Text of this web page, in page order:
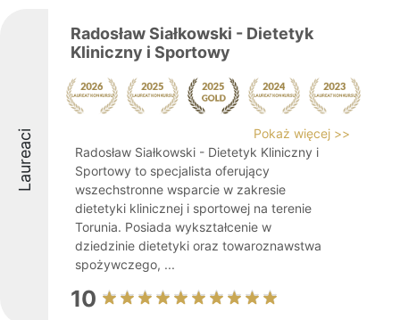
Laureaci
Radosław Siałkowski - Dietetyk
Kliniczny i Sportowy
Pokaż więcej >>
Radosław Siałkowski - Dietetyk Kliniczny i
Sportowy to specjalista oferujący
wszechstronne wsparcie w zakresie
dietetyki klinicznej i sportowej na terenie
Torunia. Posiada wykształcenie w
dziedzinie dietetyki oraz towaroznawstwa
spożywczego, ...
10